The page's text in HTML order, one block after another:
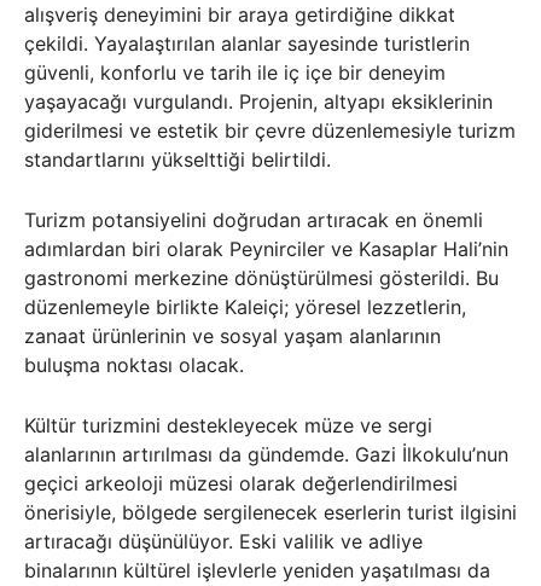
alışveriş deneyimini bir araya getirdiğine dikkat
çekildi. Yayalaştırılan alanlar sayesinde turistlerin
güvenli, konforlu ve tarih ile iç içe bir deneyim
yaşayacağı vurgulandı. Projenin, altyapı eksiklerinin
giderilmesi ve estetik bir çevre düzenlemesiyle turizm
standartlarını yükselttiği belirtildi.
Turizm potansiyelini doğrudan artıracak en önemli
adımlardan biri olarak Peynirciler ve Kasaplar Hali’nin
gastronomi merkezine dönüştürülmesi gösterildi. Bu
düzenlemeyle birlikte Kaleiçi; yöresel lezzetlerin,
zanaat ürünlerinin ve sosyal yaşam alanlarının
buluşma noktası olacak.
Kültür turizmini destekleyecek müze ve sergi
alanlarının artırılması da gündemde. Gazi İlkokulu’nun
geçici arkeoloji müzesi olarak değerlendirilmesi
önerisiyle, bölgede sergilenecek eserlerin turist ilgisini
artıracağı düşünülüyor. Eski valilik ve adliye
binalarının kültürel işlevlerle yeniden yaşatılması da